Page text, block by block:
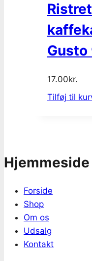
Gusto
17.00kr.
Tilføj til
Hjemmeside
Forside
Shop
Om os
Udsalg
Kontakt